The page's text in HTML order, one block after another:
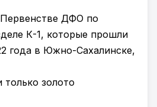
ДФО по
К-1, которые прошли
года в Южно-Сахалинске,
золото